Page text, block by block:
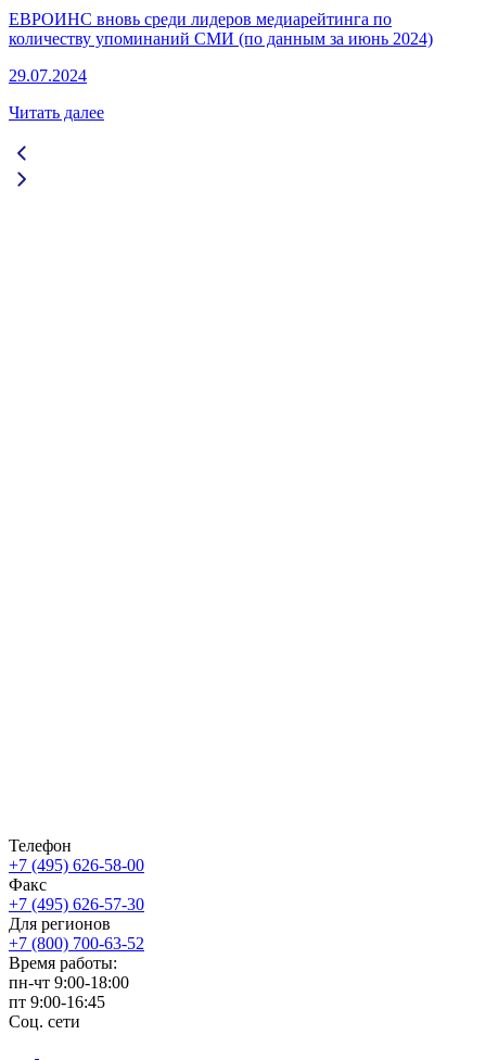
ЕВРОИНС вновь среди лидеров медиарейтинга по
количеству упоминаний СМИ (по данным за июнь 2024)
29.07.2024
Читать далее
Телефон
+7 (495) 626-58-00
Факс
+7 (495) 626-57-30
Для регионов
+7 (800) 700-63-52
Время работы:
пн-чт 9:00-18:00
пт 9:00-16:45
Соц. сети